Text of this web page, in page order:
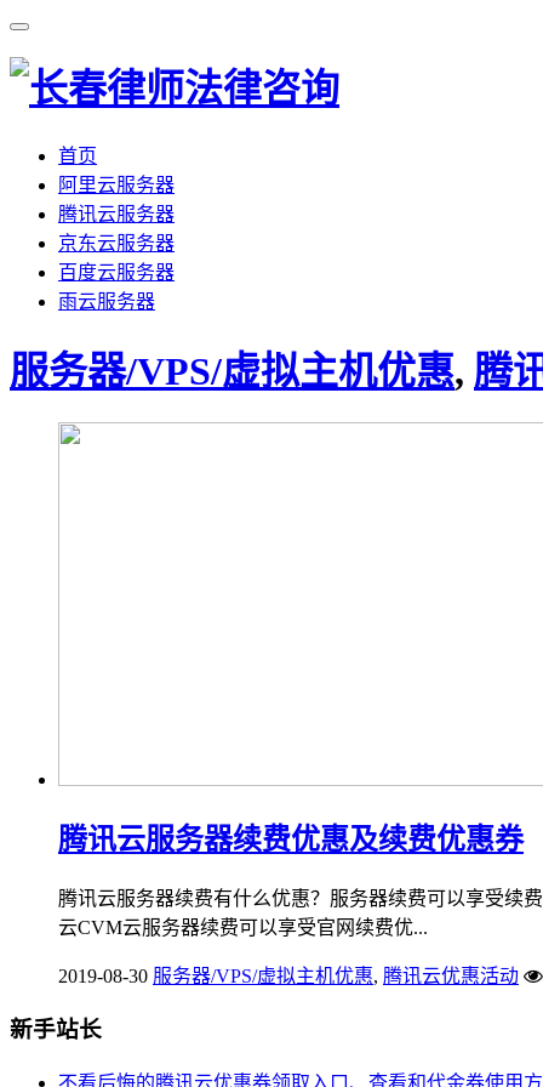
首页
阿里云服务器
腾讯云服务器
京东云服务器
百度云服务器
雨云服务器
服务器/VPS/虚拟主机优惠, 腾
腾讯云服务器续费优惠及续费优惠券
腾讯云服务器续费有什么优惠？服务器续费可以享受续
云CVM云服务器续费可以享受官网续费优...
2019-08-30 服务器/VPS/虚拟主机优惠, 腾讯云优惠活动
新手站长
不看后悔的腾讯云优惠券领取入口、查看和代金券使用